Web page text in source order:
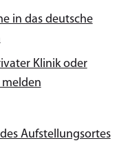
in das deutsche
Klinik oder
Aufstellungsortes